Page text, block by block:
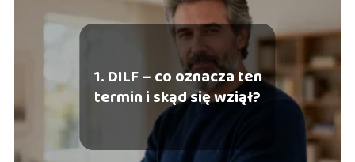
1. DILF – co oznacza ten
termin i skąd się wziął?